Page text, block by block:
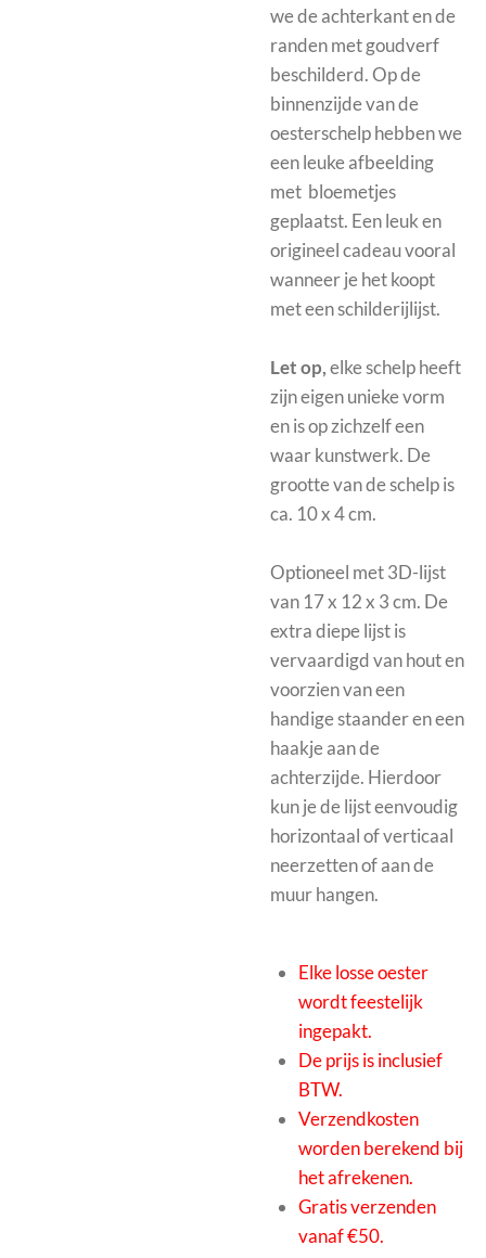
we de achterkant en de
randen met goudverf
beschilderd. Op de
binnenzijde van de
oesterschelp hebben we
een leuke afbeelding
met bloemetjes
geplaatst. Een leuk en
origineel cadeau vooral
wanneer je het koopt
met een schilderijlijst.
Let op,elke schelp heeft
zijn eigen unieke vorm
en is op zichzelf een
waar kunstwerk. De
grootte van de schelp is
ca. 10 x 4 cm.
Optioneel met3D-lijst
van 17 x 12 x 3 cm. De
extra diepe lijst is
vervaardigd van hout en
voorzien van een
handige staander en een
haakje aan de
achterzijde. Hierdoor
kun je de lijst eenvoudig
horizontaal of verticaal
neerzetten of aan de
muur hangen.
Elke losse oester
wordt feestelijk
ingepakt.
De prijs is inclusief
BTW.
Verzendkosten
worden berekend bij
het afrekenen.
Gratis verzenden
vanaf €50.